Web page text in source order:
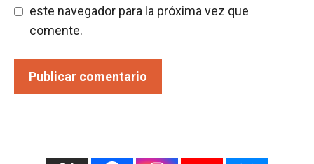
este navegador para la próxima vez que
comente.